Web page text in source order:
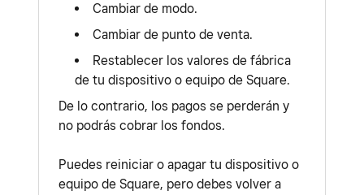
Cambiar de modo.
Cambiar de punto de venta.
Restablecer los valores de fábrica
de tu dispositivo o equipo de Square.
De lo contrario, los pagos se perderán y
no podrás cobrar los fondos.
Puedes reiniciar o apagar tu dispositivo o
equipo de Square, pero debes volver a